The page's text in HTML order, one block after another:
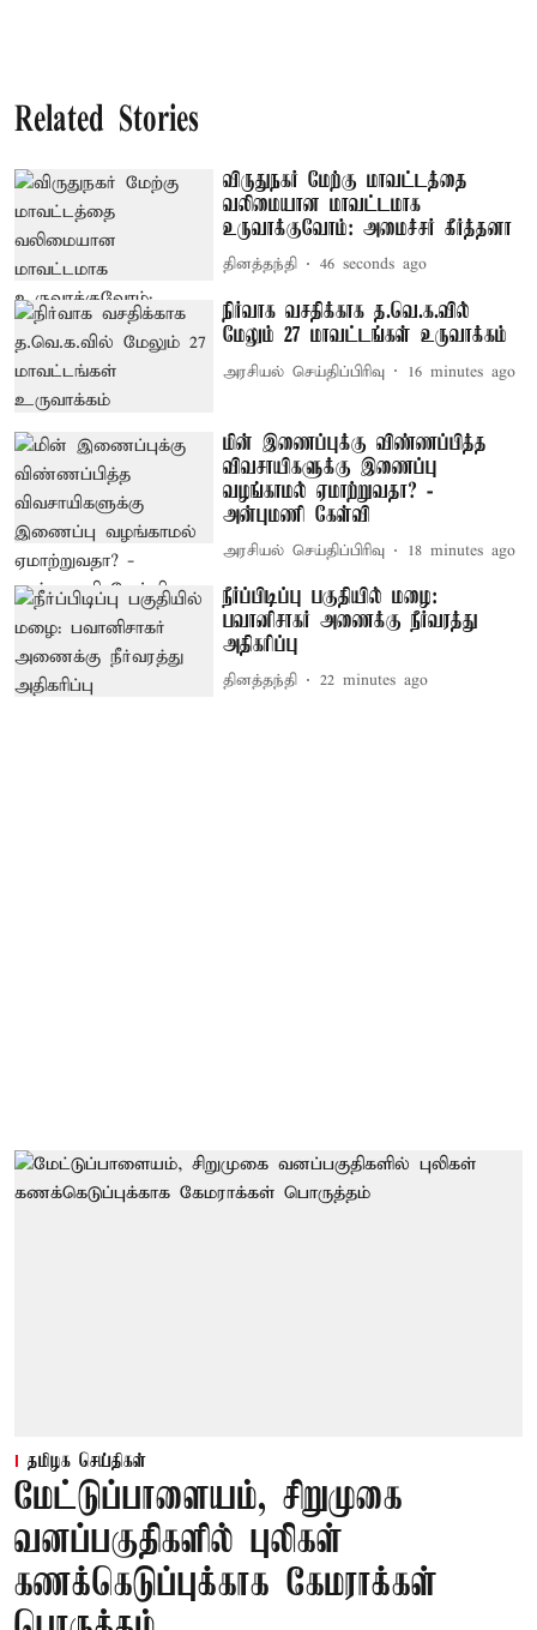
Related Stories
விருதுநகர் மேற்கு மாவட்டத்தை
வலிமையான மாவட்டமாக
உருவாக்குவோம்: அமைச்சர் கீர்த்தனா
தினத்தந்தி 47 seconds ago
நிர்வாக வசதிக்காக த.வெ.க.வில்
மேலும் 27 மாவட்டங்கள் உருவாக்கம்
அரசியல் செய்திப்பிரிவு 16 minutes ago
மின் இணைப்புக்கு விண்ணப்பித்த
விவசாயிகளுக்கு இணைப்பு
வழங்காமல் ஏமாற்றுவதா? -
அன்புமணி கேள்வி
அரசியல் செய்திப்பிரிவு 18 minutes ago
நீர்ப்பிடிப்பு பகுதியில் மழை:
பவானிசாகர் அணைக்கு நீர்வரத்து
அதிகரிப்பு
தினத்தந்தி 22 minutes ago
தமிழக செய்திகள்
மேட்டுப்பாளையம், சிறுமுகை
வனப்பகுதிகளில் புலிகள்
கணக்கெடுப்புக்காக கேமராக்கள்